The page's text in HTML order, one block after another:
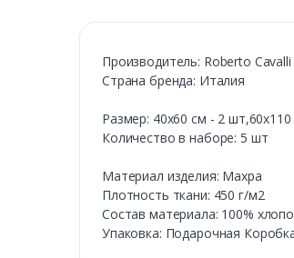
Производитель: Roberto Cavalli
Страна бренда: Италия
Размер: 40х60 см - 2
Количество в наборе: 5 шт
Материал изделия: Махра
Плотность ткани: 450 г/м2
Состав материала: 100%
Упаковка: Подарочная